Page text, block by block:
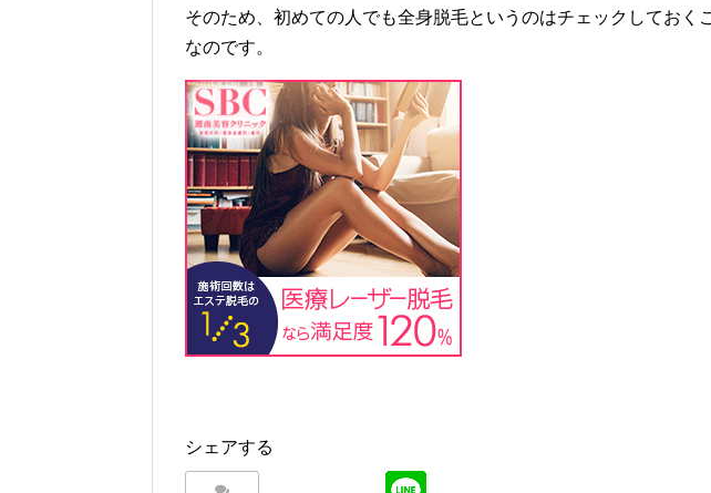
そのため、初めての人でも全身脱毛というのはチェックしておく
なのです。
シェアする